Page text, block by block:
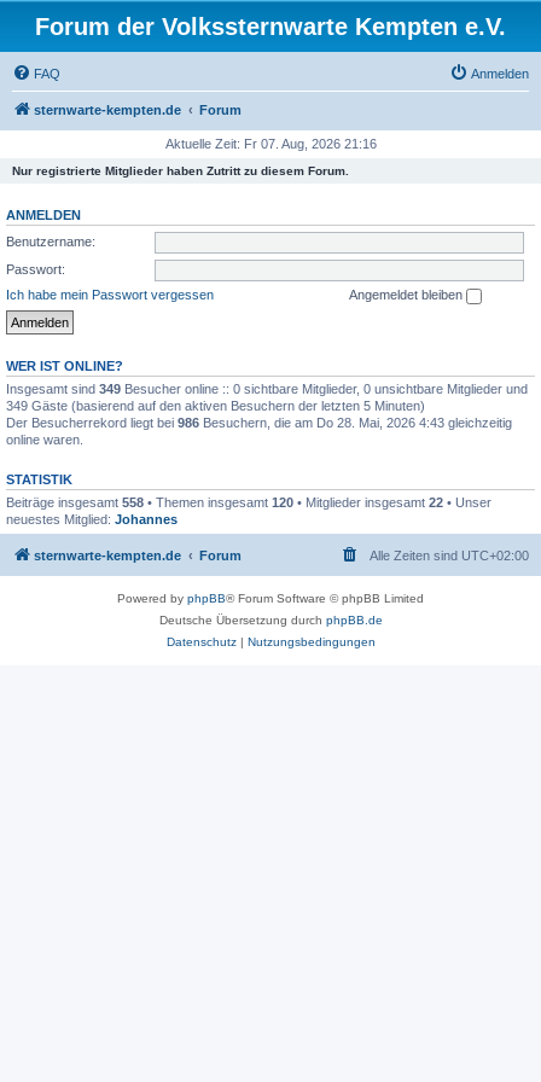
Forum der Volkssternwarte Kempten e.V.
FAQ Anmelden
sternwarte-kempten.de Forum
Aktuelle Zeit: Fr 07. Aug, 2026 21:16
Nur registrierte Mitglieder haben Zutritt zu diesem Forum.
ANMELDEN
Benutzername:
Passwort:
Ich habe mein Passwort vergessen
Angemeldet bleiben
WER IST ONLINE?
Insgesamt sind 349 Besucher online :: 0 sichtbare Mitglieder, 0 unsichtbare Mitglieder und
349 Gäste (basierend auf den aktiven Besuchern der letzten 5 Minuten)
Der Besucherrekord liegt bei 986 Besuchern, die am Do 28. Mai, 2026 4:43 gleichzeitig
online waren.
STATISTIK
Beiträge insgesamt 558 • Themen insgesamt 120 • Mitglieder insgesamt 22 • Unser
neuestes Mitglied: Johannes
sternwarte-kempten.de Forum Alle Zeiten sind UTC+02:00
Powered by phpBB® Forum Software © phpBB Limited
Deutsche Übersetzung durch phpBB.de
Datenschutz| Nutzungsbedingungen